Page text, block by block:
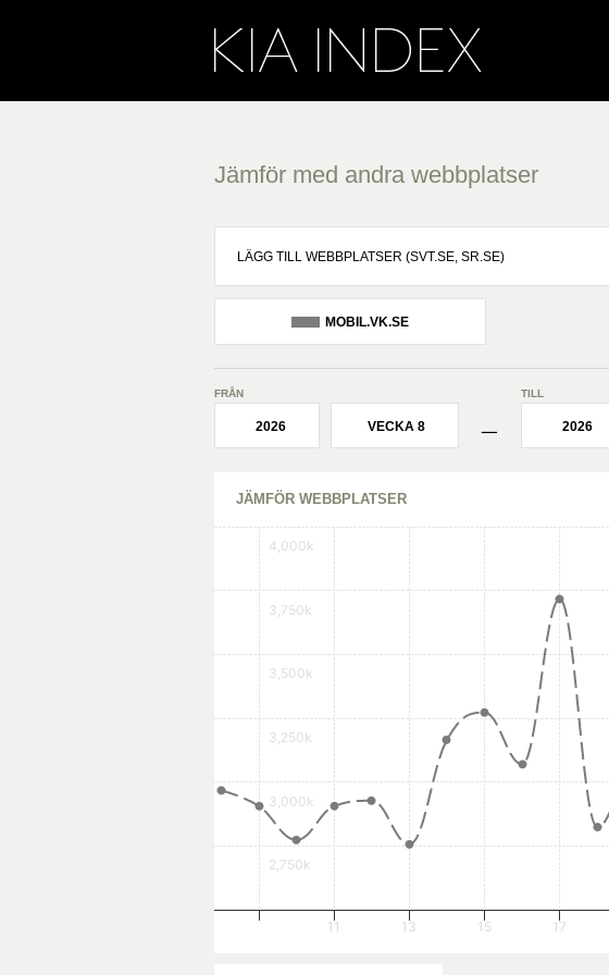
Jämför med andra webbplatser
MOBIL.VK.SE
FRÅN
2026 VECKA 8
¯
TILL
2026
JÄMFÖR WEBBPLATSER
2,750k
3,000k
3,250k
3,500k
3,750k
4,000k
11 13 15 17